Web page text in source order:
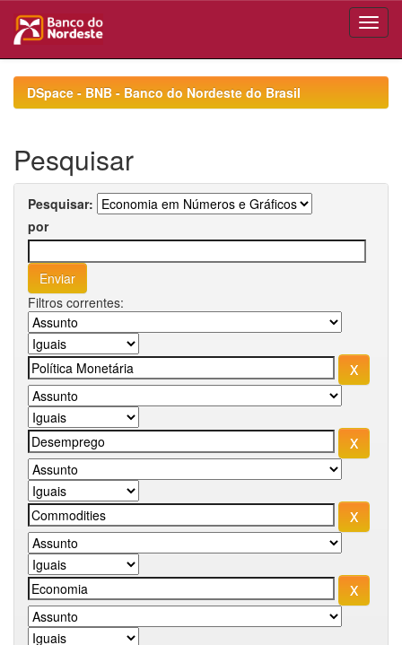
navigationDSpace - BNB - Banco do Nordeste do Brasil
Pesquisar
Pesquisar:
por
Filtros correntes: